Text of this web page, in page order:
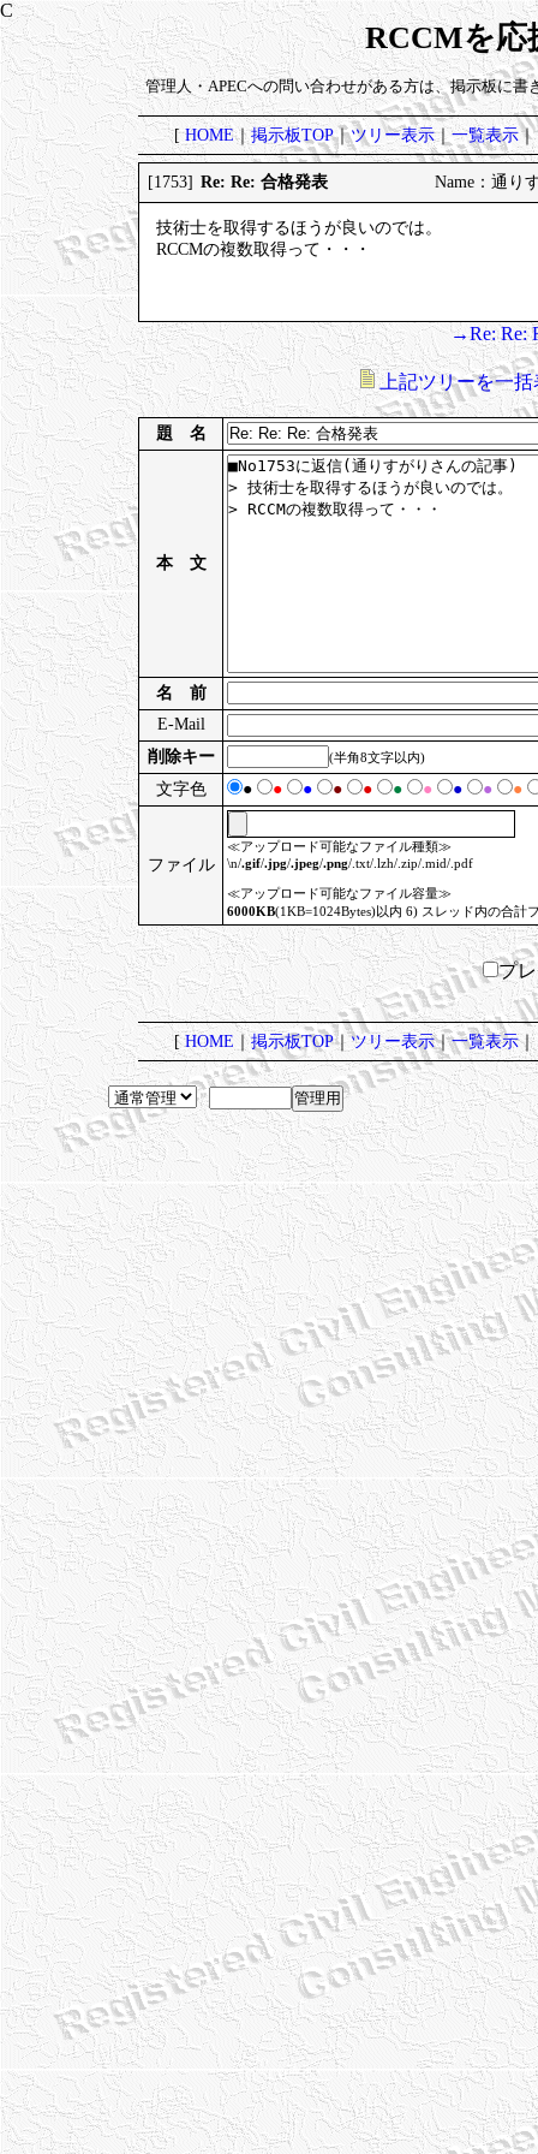
RCCMを応
管理人・APECへの問い合わせがある方は、掲示板に書
[HOME｜掲示板TOP｜ツリー表示｜一覧表示｜
[1753] Re: Re: 合格発表 Name：通り
技術士を取得するほうが良いのでは。
RCCMの複数取得って・・・
→Re: Re:
上記ツリーを一括
題 名
本 文
名 前
E-Mail
削除キー
(半角8文字以内)
文字色 ● ● ● ● ● ● ● ● ● ●
ファイル
≪アップロード可能なファイル種類≫
\n/.gif/.jpg/.jpeg/.png/.txt/.lzh/.zip/.mid/.pdf
≪アップロード可能なファイル容量≫
6000KB(1KB=1024Bytes)以内 6) スレッド内の合計
プ
[HOME ｜掲示板TOP｜ ツリー表示｜一覧表示｜